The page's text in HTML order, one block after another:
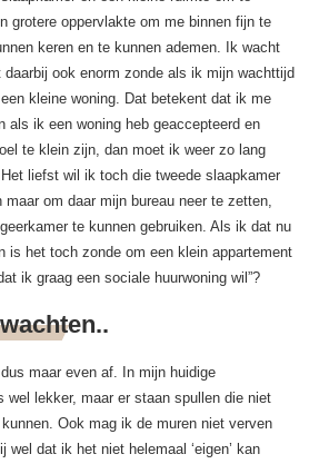
grotere oppervlakte om me binnen fijn te
keren en te kunnen ademen. Ik wacht
ook enorm zonde als ik mijn wachttijd
kleine woning. Dat betekent dat ik me
als ik een woning heb geaccepteerd en
te klein zijn, dan moet ik weer zo lang
liefst wil ik toch die tweede slaapkamer
om daar mijn bureau neer te zetten,
te kunnen gebruiken. Als ik dat nu
is het toch zonde om een klein appartement
ik graag een sociale huurwoning wil”?
maar even af. In mijn huidige
wel lekker, maar er staan spullen die niet
Ook mag ik de muren niet verven
wel dat ik het niet helemaal ‘eigen’ kan